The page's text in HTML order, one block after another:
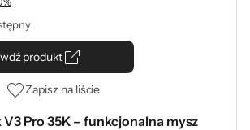
produkt
Zapisz na liście
V3 Pro 35K – funkcjonalna mysz